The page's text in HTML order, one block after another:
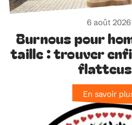
6 août 2026
Burnous pour
taille : trouver
En savoir